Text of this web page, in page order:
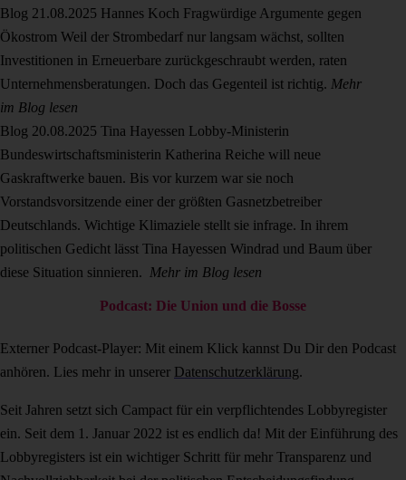
Blog 21.08.2025 Hannes Koch Fragwürdige Argumente gegen
Ökostrom Weil der Strombedarf nur langsam wächst, sollten
Investitionen in Erneuerbare zurückgeschraubt werden, raten
Unternehmensberatungen. Doch das Gegenteil ist richtig. Mehr
im Blog lesen
Blog 20.08.2025 Tina Hayessen Lobby-Ministerin
Bundeswirtschaftsministerin Katherina Reiche will neue
Gaskraftwerke bauen. Bis vor kurzem war sie noch
Vorstandsvorsitzende einer der größten Gasnetzbetreiber
Deutschlands. Wichtige Klimaziele stellt sie infrage. In ihrem
politischen Gedicht lässt Tina Hayessen Windrad und Baum über
diese Situation sinnieren. Mehr im Blog lesen
Podcast: Die Union und die Bosse
Externer Podcast-Player: Mit einem Klick kannst Du Dir den Podcast
anhören. Lies mehr in unserer Datenschutzerklärung.
Seit Jahren setzt sich Campact für ein verpflichtendes Lobbyregister
ein. Seit dem 1. Januar 2022 ist es endlich da! Mit der Einführung des
Lobbyregisters ist ein wichtiger Schritt für mehr Transparenz und